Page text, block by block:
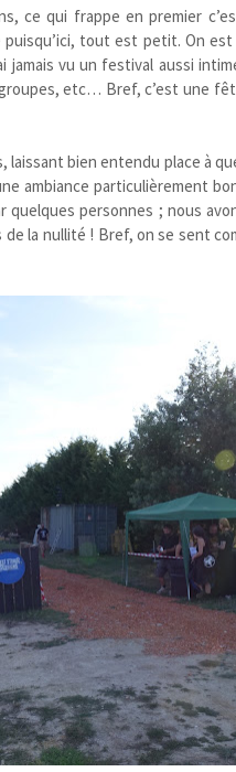
ce qui frappe en premier
tout est petit. On
vu un festival aussi
etc… Bref, c’est une
bien entendu place à
ambiance particulièrement
quelques personnes ; nous
la nullité ! Bref, on se sent